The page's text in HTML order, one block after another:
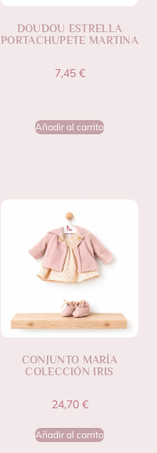
DOUDOU ESTRELLA
PORTACHUPETE MARTINA
7,45 €
Añadir al carrito
CONJUNTO MARÍA
COLECCIÓN IRIS
24,70 €
Añadir al carrito